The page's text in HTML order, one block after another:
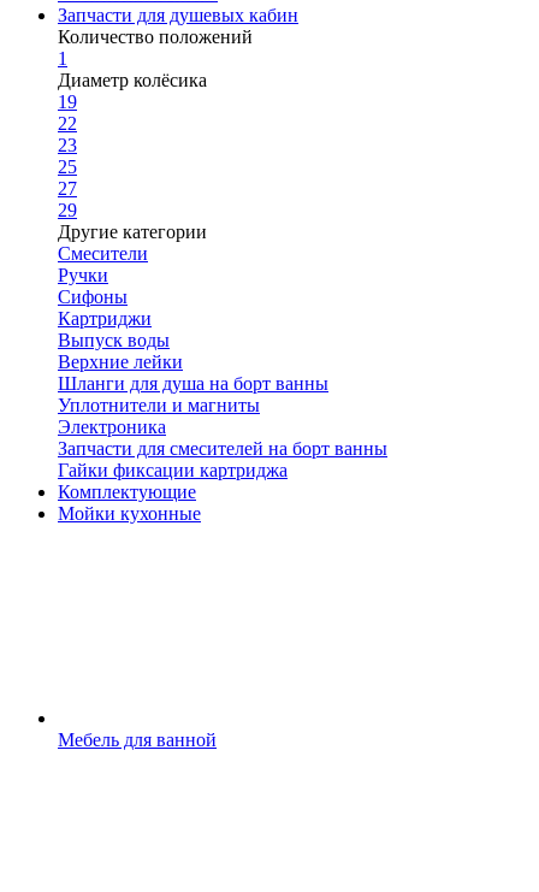
Запчасти для душевых кабин
Количество положений
1
Диаметр колёсика
19
22
23
25
27
29
Другие категории
Смесители
Ручки
Сифоны
Картриджи
Выпуск воды
Верхние лейки
Шланги для душа на борт ванны
Уплотнители и магниты
Электроника
Запчасти для смесителей на борт ванны
Гайки фиксации картриджа
Комплектующие
Мойки кухонные
Мебель для ванной